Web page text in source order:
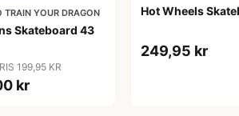
TRAIN YOUR DRAGON
Skateboard 43
199,95 KR
kr
Hot Wheels
249,95 kr